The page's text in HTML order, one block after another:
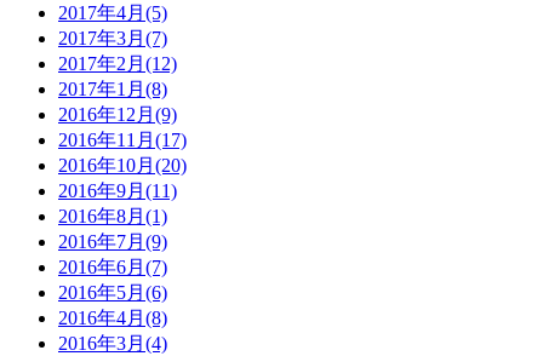
2017年4月(5)
2017年3月(7)
2017年2月(12)
2017年1月(8)
2016年12月(9)
2016年11月(17)
2016年10月(20)
2016年9月(11)
2016年8月(1)
2016年7月(9)
2016年6月(7)
2016年5月(6)
2016年4月(8)
2016年3月(4)